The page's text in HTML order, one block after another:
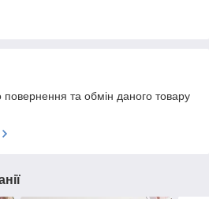
та обмін даного товару